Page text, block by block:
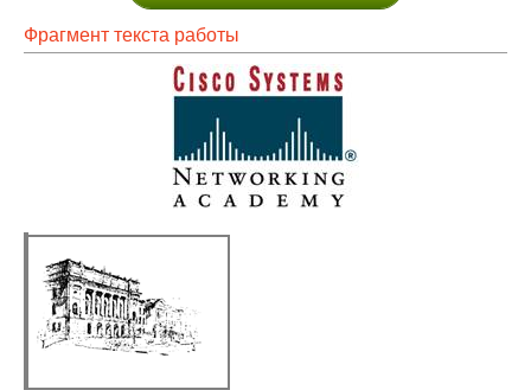
Фрагмент текста работы